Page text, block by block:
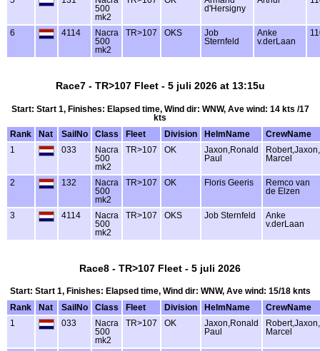
500
mk2
d'Hersigny
6 4114
Nacra
500
mk2
TR>107 OKS
Job
Sternfeld
Anke
v.derLaan
Race7 - TR>107 Fleet - 5 juli 2026 at 13:15u
Start: Start 1, Finishes: Elapsed time, Wind dir: WNW, Ave wind: 14 kts /17
kts
Rank
Nat SailNo Class Fleet Division HelmName
CrewName
1
033
Nacra
500
mk2
TR>107 OK
Jaxon,Ronald
Paul
Robert,Jaxon,
Marcel
2 132
Nacra
500
mk2
TR>107 OK Floris Geeris
Remco van
de Elzen
3 4114
Nacra
500
mk2
TR>107 OKS Job Sternfeld
Anke
v.derLaan
Race8 - TR>107 Fleet - 5 juli 2026
Start: Start 1, Finishes: Elapsed time, Wind dir: WNW, Ave wind: 15/18 knts
Rank
Nat SailNo Class Fleet Division HelmName
CrewName
1
033
Nacra
500
mk2
TR>107 OK
Jaxon,Ronald
Paul
Robert,Jaxon,
Marcel